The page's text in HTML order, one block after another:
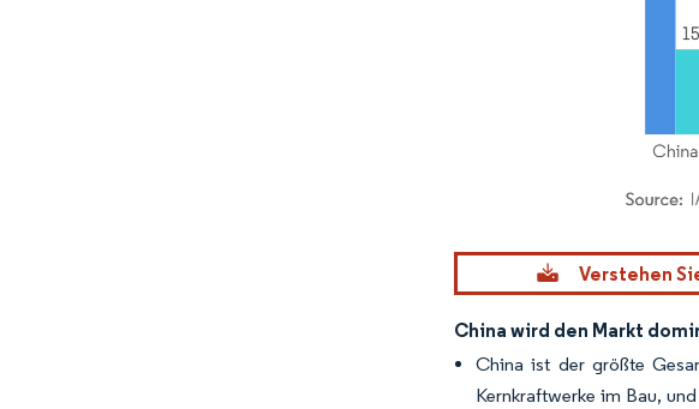
Bild © Mordor Intelligence.
Verstehen
China wird den Markt
China ist der größte
Kernkraftwerke im Bau,